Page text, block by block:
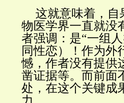
这就意味着，自
物医学界一直就没
者强调：是“一组
同性恋）！作为外
憾，作者没有提供
凿证据等。而前面
处，在这个关键成